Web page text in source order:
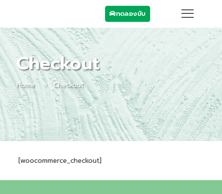
ทดลองขับ
Checkout
Home Checkout
[woocommerce_checkout]